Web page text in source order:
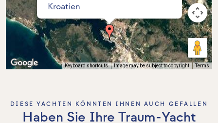
Kroatien
Keyboard shortcuts Image may be subject to copyright Terms
DIESE YACHTEN KÖNNTEN IHNEN AUCH GEFALLEN
Haben Sie Ihre Traum-Yacht